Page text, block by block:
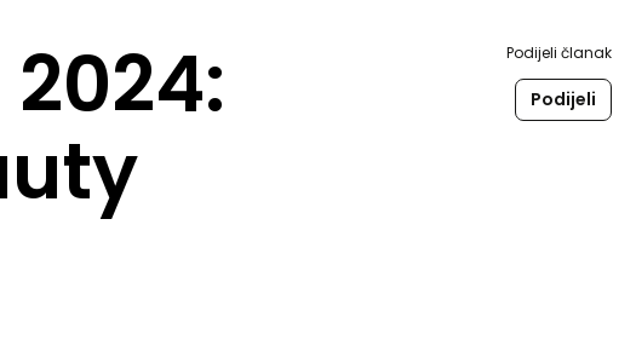
Podijeli članak
Podijeli